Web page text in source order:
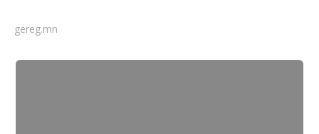
gereg.mn